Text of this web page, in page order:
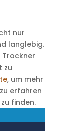
nur
langlebig.
Trockner
zu
, um mehr
erfahren
finden.